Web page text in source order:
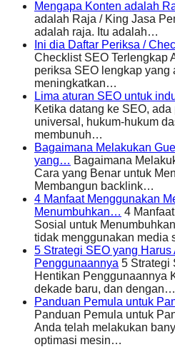
Mengapa Konten adalah
adalah Raja / King Jasa
adalah raja. Itu adalah…
Ini dia Daftar Periksa /
Checklist SEO Terlengkap
periksa SEO lengkap yang
meningkatkan…
Lima aturan SEO untuk
Ketika datang ke SEO,
universal, hukum-hukum
membunuh…
Bagaimana Melakukan
yang… Bagaimana
Cara yang Benar untuk
Membangun backlink…
4 Manfaat Menggunakan
Menumbuhkan… 4
Sosial untuk
tidak menggunakan media
5 Strategi SEO yang Harus
Penggunaannya 5 Strategi
Hentikan Penggunaannya
dekade baru, dan dengan…
Panduan Pemula untuk
Panduan Pemula untuk
Anda telah melakukan
optimasi mesin…